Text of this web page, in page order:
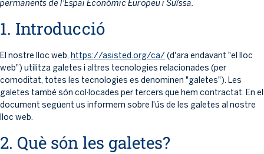
permanents de l'Espai Econòmic Europeu i Suïssa.
1. Introducció
El nostre lloc web, https://asisted.org/ca/ (d'ara endavant "el lloc
web") utilitza galetes i altres tecnologies relacionades (per
comoditat, totes les tecnologies es denominen "galetes"). Les
galetes també són col·locades per tercers que hem contractat. En el
document següent us informem sobre l'ús de les galetes al nostre
lloc web.
2. Què són les galetes?